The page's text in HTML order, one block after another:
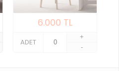
6.000 TL
ADET
+
-